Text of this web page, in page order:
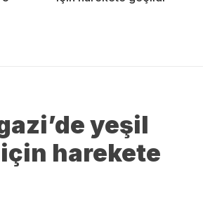
yeşil
harekete